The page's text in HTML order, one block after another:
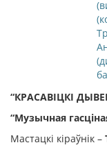
“КРАСАВІЦКІ
“Музычная
Мастацкі кіраўнік –